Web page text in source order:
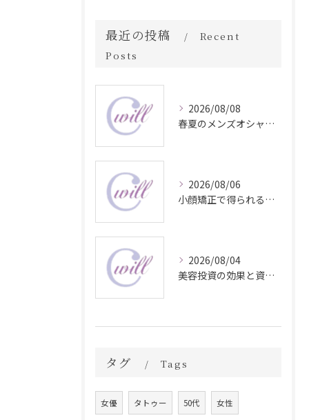
最近の投稿
Recent
Posts
2026/08/08
春夏のメンズオシャレ最前線スタイル
2026/08/06
小顔矯正で得られる顔変化の科学的効果
2026/08/04
美容投資の効果と資産価値の解説
タグ Tags
女優 タトゥー 50代 女性